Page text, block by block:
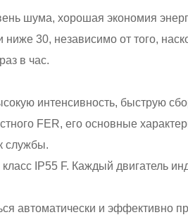
шума, хорошая экономия
30, независимо от того,
в час.
интенсивность, быструю
FER, его основные
службы.
IP55 F. Каждый двигатель
автоматически и эффективно